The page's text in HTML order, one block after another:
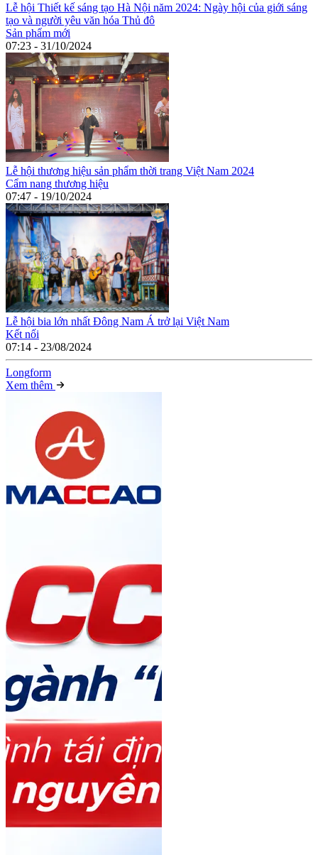
Lễ hội Thiết kế sáng tạo Hà Nội năm 2024: Ngày hội của giới sáng
tạo và người yêu văn hóa Thủ đô
Sản phẩm mới
07:23 - 31/10/2024
Lễ hội thương hiệu sản phẩm thời trang Việt Nam 2024
Cẩm nang thương hiệu
07:47 - 19/10/2024
Lễ hội bia lớn nhất Đông Nam Á trở lại Việt Nam
Kết nối
07:14 - 23/08/2024
Longform
Xem thêm